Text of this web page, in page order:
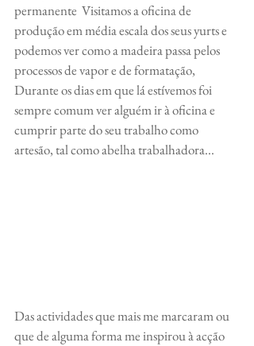
permanente  Visitamos a oficina de
produção em média escala dos seus yurts e
podemos ver como a madeira passa pelos
processos de vapor e de formatação,
Durante os dias em que lá estívemos foi
sempre comum ver alguém ir à oficina e
cumprir parte do seu trabalho como
artesão, tal como abelha trabalhadora...
Das actividades que mais me marcaram ou
que de alguma forma me inspirou à acção